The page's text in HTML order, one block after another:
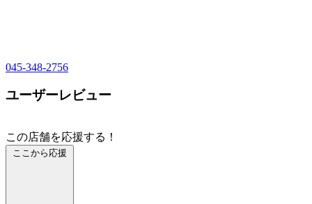
045-348-2756
ユーザーレビュー
この店舗を応援する！
ここから応援